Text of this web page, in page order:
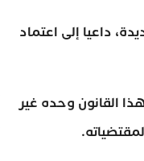
داعيا إلى اعتماد
القانون وحده غير